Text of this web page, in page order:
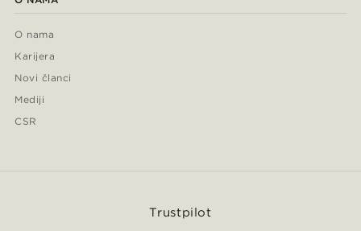
O nama
Karijera
Novi članci
Mediji
CSR
Trustpilot